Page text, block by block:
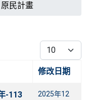
原民計畫
每頁顯示條數
修改日期
-113
2025年12